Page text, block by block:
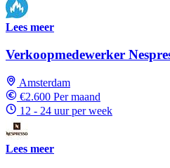
Lees meer
Verkoopmedewerker
Amsterdam
€2.600 Per maand
12 - 24 uur per week
Lees meer